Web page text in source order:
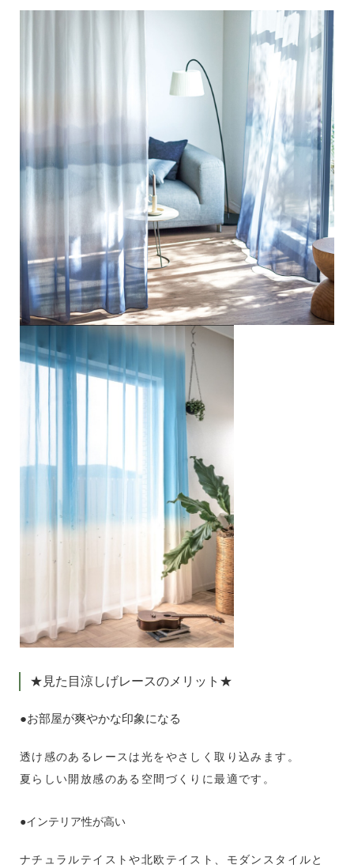
★見た目涼しげレースのメリット★
●お部屋が爽やかな印象になる
透け感のあるレースは光をやさしく取り込みます。
夏らしい開放感のある空間づくりに最適です。
●インテリア性が高い
ナチュラルテイストや北欧テイスト、モダンスタイルと